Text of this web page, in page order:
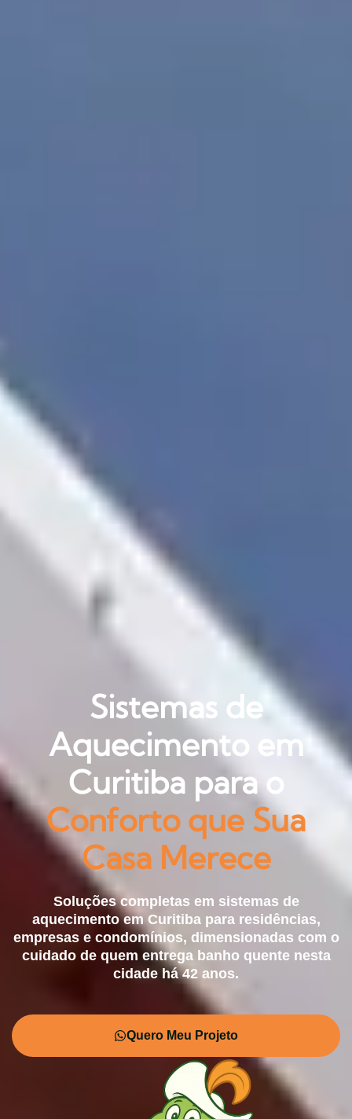
Sistemas de
Aquecimento em
Curitiba para o
Conforto que Sua
Casa Merece
Soluções completas em sistemas de
aquecimento em Curitiba para residências,
empresas e condomínios, dimensionadas com o
cuidado de quem entrega banho quente nesta
cidade há 42 anos.
Quero Meu Projeto